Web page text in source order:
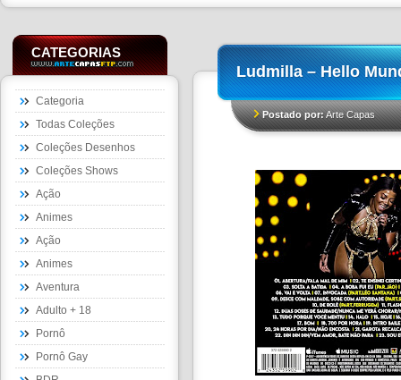
CATEGORIAS
Categoria
Todas Coleções
Coleções Desenhos
Coleções Shows
Ação
Animes
Ação
Animes
Aventura
Adulto + 18
Pornô
Pornô Gay
Ludmilla – Hello
Postado por:Arte Capas